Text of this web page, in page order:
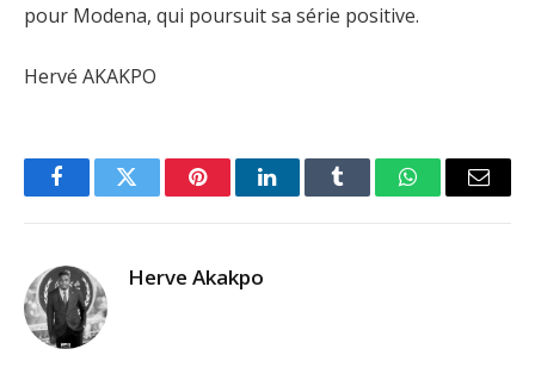
pour Modena, qui poursuit sa série positive.
Hervé AKAKPO
FacebookTwitter PinterestLinkedInTumblr WhatsAppEmail
Herve Akakpo